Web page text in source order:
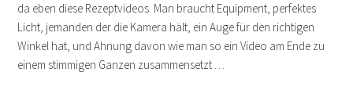
da eben diese Rezeptvideos. Man braucht Equipment, perfektes
Licht, jemanden der die Kamera hält, ein Auge für den richtigen
Winkel hat, und Ahnung davon wie man so ein Video am Ende zu
einem stimmigen Ganzen zusammensetzt …